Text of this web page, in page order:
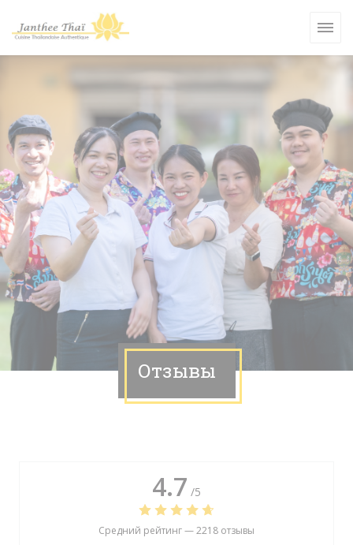
Отзывы
4.7 /5
Средний рейтинг —2218 отзывы